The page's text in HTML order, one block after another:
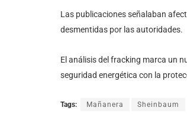
Las publicaciones señalaban
desmentidas por las autoridades.
El análisis del fracking marca un
seguridad energética con la
Tags: Mañanera Sheinbaum